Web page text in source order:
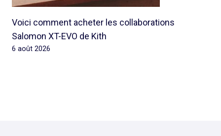
Voici comment acheter les collaborations
Salomon XT-EVO de Kith
6 août 2026